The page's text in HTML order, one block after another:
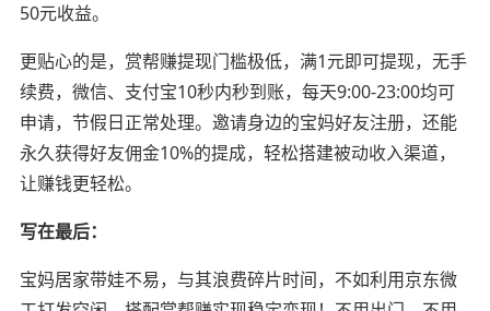
50元收益。
更贴心的是，赏帮赚提现门槛极低，满1元即可提现，无手
续费，微信、支付宝10秒内秒到账，每天9:00-23:00均可
申请，节假日正常处理。邀请身边的宝妈好友注册，还能
永久获得好友佣金10%的提成，轻松搭建被动收入渠道，
让赚钱更轻松。
写在最后：
宝妈居家带娃不易，与其浪费碎片时间，不如利用京东微